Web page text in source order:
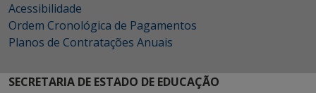
Acessibilidade
Ordem Cronológica de Pagamentos
Planos de Contratações Anuais
SECRETARIA DE ESTADO DE EDUCAÇÃO